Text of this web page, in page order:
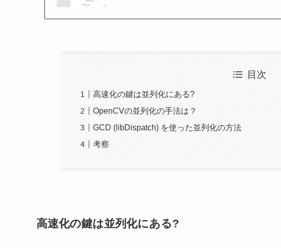
目次
高速化の鍵は並列化にある?
OpenCVの並列化の手法は？
GCD (libDispatch) を使った並列化の方法
考察
高速化の鍵は並列化にある?